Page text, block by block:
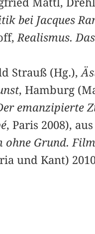
bei Jacques
Realismus.
Strauß (Hg.),
, Hamburg
emanzipierte
, Paris 2008),
ohne Grund.
und Kant)